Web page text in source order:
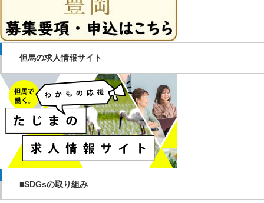
但馬の求人情報サイト
■SDGsの取り組み